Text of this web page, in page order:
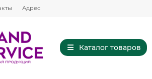
Адрес
Каталог товаров